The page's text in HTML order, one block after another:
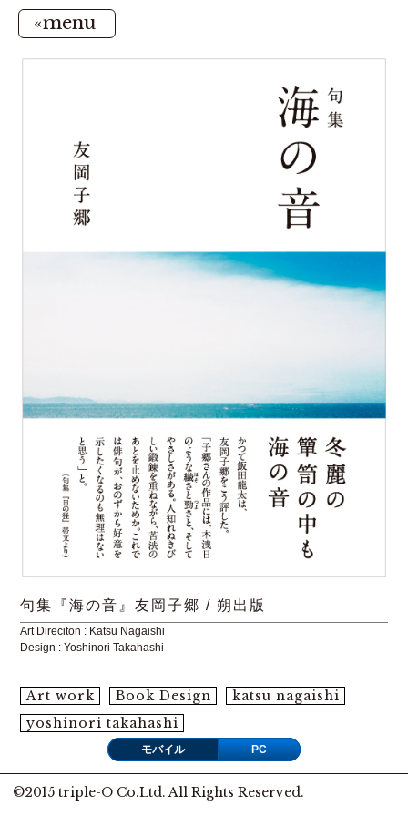
«menu
句集『海の音』友岡子郷 / 朔出版
Art Direciton : Katsu Nagaishi
Design : Yoshinori Takahashi
Art work Book Design
katsu nagaishi
yoshinori takahashi
モバイル PC
©2015 triple-O Co.Ltd. All Rights Reserved.